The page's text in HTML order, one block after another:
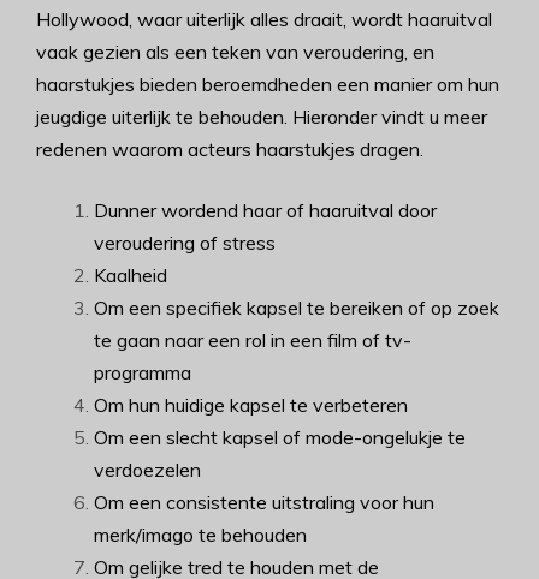
Hollywood, waar uiterlijk alles draait, wordt haaruitval
vaak gezien als een teken van veroudering, en
haarstukjes bieden beroemdheden een manier om hun
jeugdige uiterlijk te behouden. Hieronder vindt u meer
redenen waarom acteurs haarstukjes dragen.
Dunner wordend haar of haaruitval door
veroudering of stress
Kaalheid
Om een specifiek kapsel te bereiken of op zoek
te gaan naar een rol in een film of tv-
programma
Om hun huidige kapsel te verbeteren
Om een slecht kapsel of mode-ongelukje te
verdoezelen
Om een consistente uitstraling voor hun
merk/imago te behouden
Om gelijke tred te houden met de